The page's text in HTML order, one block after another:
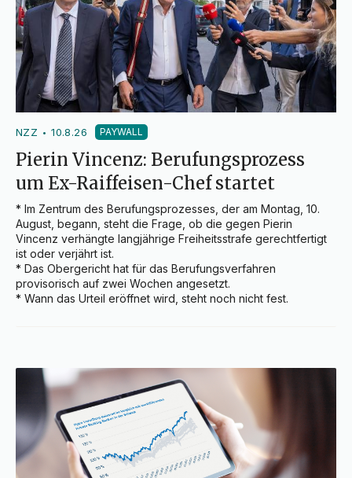
NZZ •10.8.26 PAYWALL
Pierin Vincenz: Berufungsprozess
um Ex-Raiffeisen-Chef startet
* Im Zentrum des Berufungsprozesses, der am Montag, 10.
August, begann, steht die Frage, ob die gegen Pierin
Vincenz verhängte langjährige Freiheitsstrafe gerechtfertigt
ist oder verjährt ist.
* Das Obergericht hat für das Berufungsverfahren
provisorisch auf zwei Wochen angesetzt.
* Wann das Urteil eröffnet wird, steht noch nicht fest.